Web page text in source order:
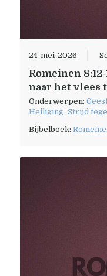
24-mei-2026
Romeinen
naar het vlees
Onderwerpen:
Heiliging,Strijd
Bijbelboek: